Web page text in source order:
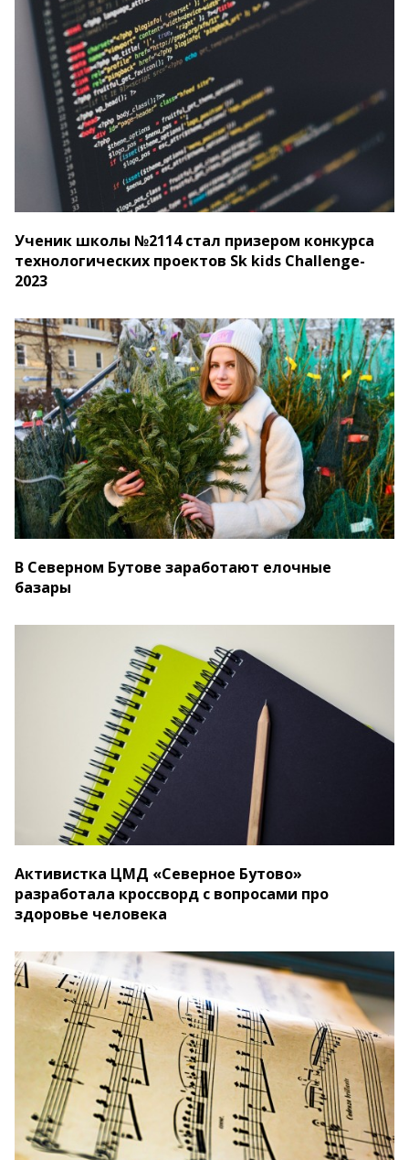
Ученик школы №2114 стал призером конкурса
технологических проектов Sk kids Challenge-
2023
В Северном Бутове заработают елочные
базары
Активистка ЦМД «Северное Бутово»
разработала кроссворд с вопросами про
здоровье человека